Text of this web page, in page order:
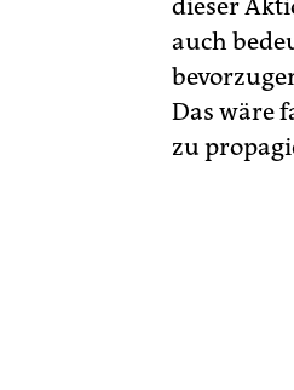
dieser
auch
Das wäre
zu